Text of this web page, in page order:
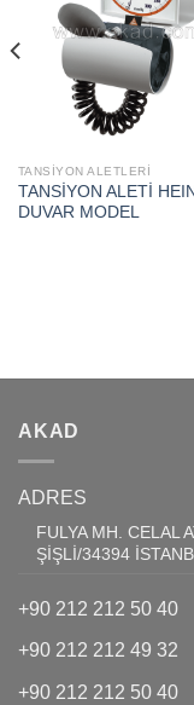
TANSİYON ALETLERİ
TANSİYON ALETİ
DUVAR MODEL
AKAD
ADRES
FULYA MH. CELAL
ŞİŞLİ/34394
+90 212 212 50 40
+90 212 212 49 32
+90 212 212 50 40